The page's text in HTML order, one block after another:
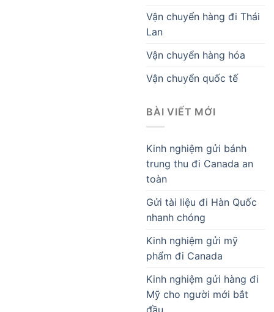
Vận chuyển hàng đi Thái
Lan
Vận chuyển hàng hóa
Vận chuyển quốc tế
BÀI VIẾT MỚI
Kinh nghiệm gửi bánh
trung thu đi Canada an
toàn
Gửi tài liệu đi Hàn Quốc
nhanh chóng
Kinh nghiệm gửi mỹ
phẩm đi Canada
Kinh nghiệm gửi hàng đi
Mỹ cho người mới bắt